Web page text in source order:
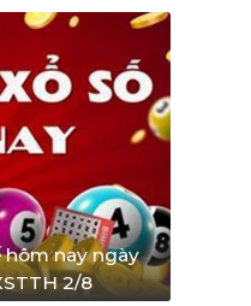
hôm nay ngày
2/8